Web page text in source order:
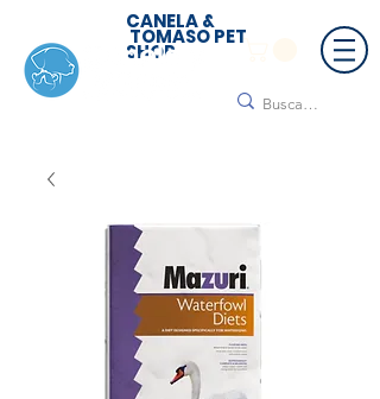
CANELA &
TOMASO PET
SHOP